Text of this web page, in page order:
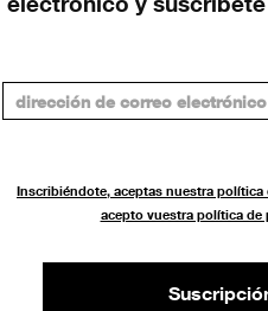
Inscribiéndote, aceptas nuestra política
acepto vuestra política de